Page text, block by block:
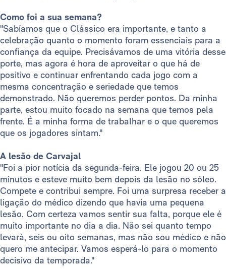
Como foi a sua semana?
"Sabíamos que o Clássico era importante, e tanto a
celebração quanto o momento foram essenciais para a
confiança da equipe. Precisávamos de uma vitória desse
porte, mas agora é hora de aproveitar o que há de
positivo e continuar enfrentando cada jogo com a
mesma concentração e seriedade que temos
demonstrado. Não queremos perder pontos. Da minha
parte, estou muito focado na semana que temos pela
frente. É a minha forma de trabalhar e o que queremos
que os jogadores sintam."
A lesão de Carvajal
"Foi a pior notícia da segunda-feira. Ele jogou 20 ou 25
minutos e esteve muito bem depois da lesão no sóleo.
Compete e contribui sempre. Foi uma surpresa receber a
ligação do médico dizendo que havia uma pequena
lesão. Com certeza vamos sentir sua falta, porque ele é
muito importante no dia a dia. Não sei quanto tempo
levará, seis ou oito semanas, mas não sou médico e não
quero me antecipar. Vamos esperá-lo para o momento
decisivo da temporada."